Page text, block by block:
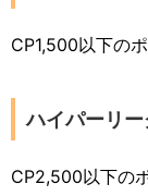
CP1,500以下の
ハイパーリー
CP2,500以下の